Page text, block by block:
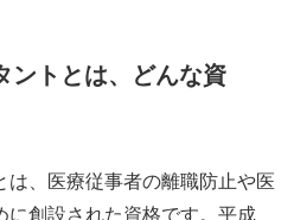
ントとは、どんな資
、医療従事者の離職防止や医
創設された資格です。平成